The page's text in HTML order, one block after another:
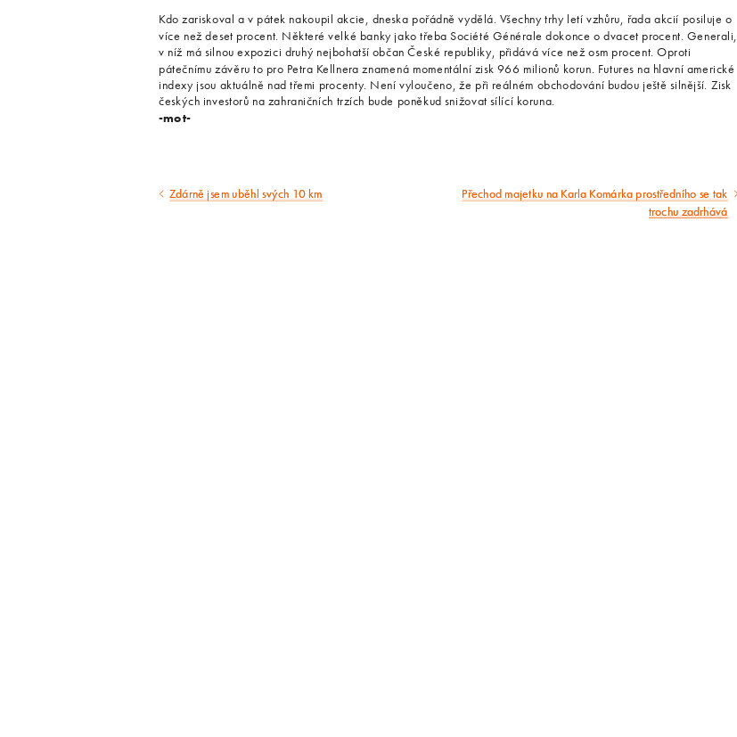
Kdo zariskoval a v pátek nakoupil akcie, dneska pořádně vydělá. Všechny trhy letí vzhůru, řada akcií posiluje o
více než deset procent. Některé velké banky jako třeba Société Générale dokonce o dvacet procent. Generali,
v níž má silnou expozici druhý nejbohatší občan České republiky, přidává více než osm procent. Oproti
pátečnímu závěru to pro Petra Kellnera znamená momentální zisk 966 milionů korun. Futures na hlavní americké
indexy jsou aktuálně nad třemi procenty. Není vyloučeno, že při reálném obchodování budou ještě silnější. Zisk
českých investorů na zahraničních trzích bude poněkud snižovat sílící koruna.
-mot-
Předcházející
Zdárně jsem uběhl svých 10 km
Následující
Přechod majetku na Karla Komárka prostředního se tak
trochu zadrhává